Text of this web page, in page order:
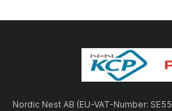
Nordic Nest AB (EU-VAT-Number: